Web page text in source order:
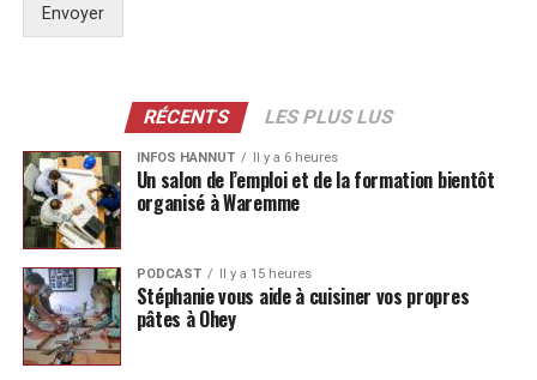
Envoyer
RÉCENTS LES PLUS LUS
INFOS HANNUT Il y a 6 heures
Un salon de l’emploi et de la formation bientôt
organisé à Waremme
PODCAST Il y a 15 heures
Stéphanie vous aide à cuisiner vos propres
pâtes à Ohey